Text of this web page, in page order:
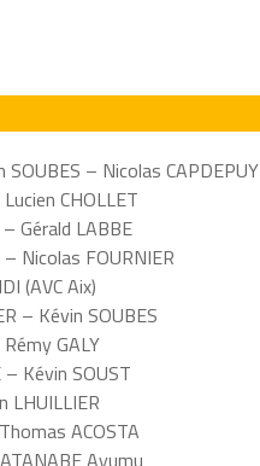
– Nicolas CAPDEPUY
CHOLLET
Gérald LABBE
Nicolas FOURNIER
(AVC Aix)
– Kévin SOUBES
GALY
Kévin SOUST
LHUILLIER
ACOSTA
Ayumu